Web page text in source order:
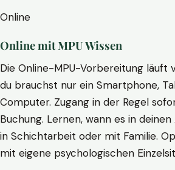
Online
Online mit MPU Wissen
Die Online-MPU-Vorbereitung läuft
du brauchst nur ein Smartphone,
Computer. Zugang in der Regel
Buchung. Lernen, wann es in
in Schichtarbeit oder mit Familie.
mit eigene psychologischen